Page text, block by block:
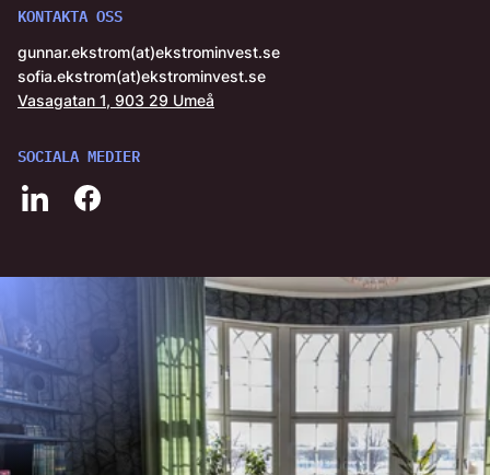
KONTAKTA OSS
gunnar.ekstrom(at)ekstrominvest.se
sofia.ekstrom(at)ekstrominvest.se
Vasagatan 1, 903 29 Umeå
SOCIALA MEDIER